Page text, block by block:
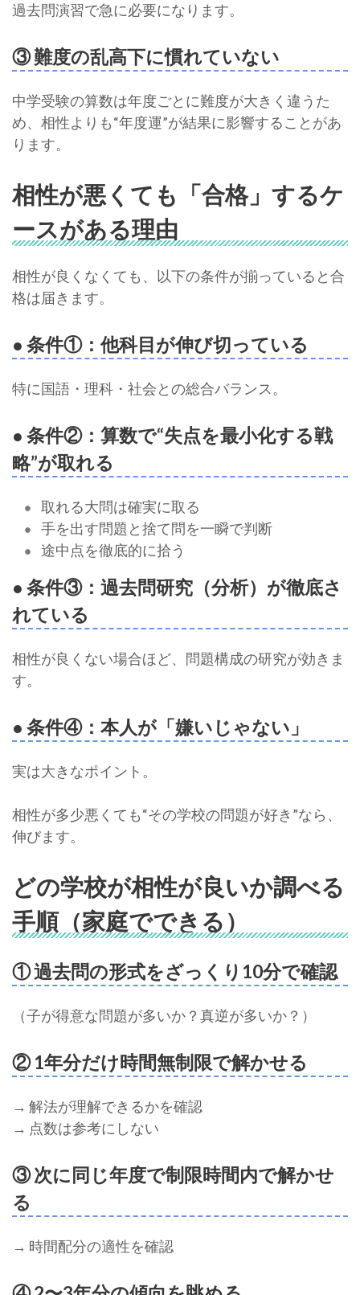
過去問演習で急に必要になります。
③ 難度の乱高下に慣れていない
中学受験の算数は年度ごとに難度が大きく違うた
め、相性よりも“年度運”が結果に影響することがあ
ります。
相性が悪くても「合格」するケ
ースがある理由
相性が良くなくても、以下の条件が揃っていると合
格は届きます。
● 条件①：他科目が伸び切っている
特に国語・理科・社会との総合バランス。
● 条件②：算数で“失点を最小化する戦
略”が取れる
取れる大問は確実に取る
手を出す問題と捨て問を一瞬で判断
途中点を徹底的に拾う
● 条件③：過去問研究（分析）が徹底さ
れている
相性が良くない場合ほど、問題構成の研究が効きま
す。
● 条件④：本人が「嫌いじゃない」
実は大きなポイント。
相性が多少悪くても“その学校の問題が好き”なら、
伸びます。
どの学校が相性が良いか調べる
手順（家庭でできる）
① 過去問の形式をざっくり10分で確認
（子が得意な問題が多いか？真逆が多いか？）
② 1年分だけ時間無制限で解かせる
→ 解法が理解できるかを確認
→ 点数は参考にしない
③ 次に同じ年度で制限時間内で解かせ
る
→ 時間配分の適性を確認